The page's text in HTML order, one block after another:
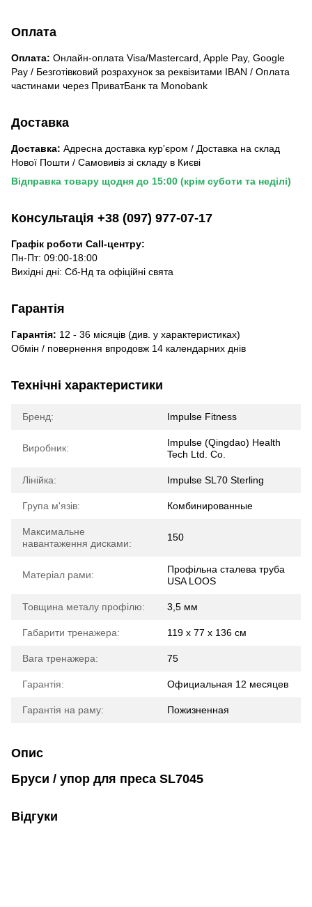
Оплата
Оплата: Онлайн-оплата Visa/Mastercard, Apple Pay, Google
Pay / Безготівковий розрахунок за реквізитами IBAN / Оплата
частинами через ПриватБанк та Monobank
Доставка
Доставка: Адресна доставка кур'єром / Доставка на склад
Нової Пошти / Самовивіз зі складу в Києві
Відправка товару щодня до 15:00 (крім суботи та неділі)
Консультація +38 (097) 977-07-17
Графік роботи Call-центру:
Пн-Пт: 09:00-18:00
Вихідні дні: Сб-Нд та офіційні свята
Гарантія
Гарантія: 12 - 36 місяців (див. у характеристиках)
Обмін / повернення впродовж 14 календарних днів
Технічні характеристики
Бренд: Impulse Fitness
Виробник:
Impulse (Qingdao) Health
Tech Ltd. Co.
Лінійка: Impulse SL70 Sterling
Група м'язів: Комбинированные
Максимальне
навантаження дисками:
150
Матеріал рами:
Профільна сталева труба
USA LOOS
Товщина металу профілю: 3,5 мм
Габарити тренажера: 119 x 77 x 136 см
Вага тренажера: 75
Гарантія: Официальная 12 месяцев
Гарантія на раму: Пожизненная
Опис
Бруси / упор для преса SL7045
Відгуки